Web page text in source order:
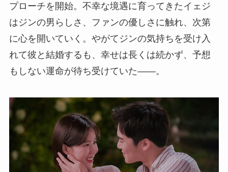
プローチを開始。不幸な境遇に育ってきたイェジ
はジンの男らしさ、ファンの優しさに触れ、次第
に心を開いていく。やがてジンの気持ちを受け入
れて彼と結婚するも、幸せは長くは続かず、予想
もしない運命が待ち受けていた――。